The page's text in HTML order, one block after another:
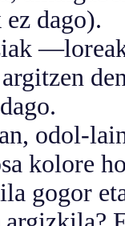
dago).
den
kolore
eta